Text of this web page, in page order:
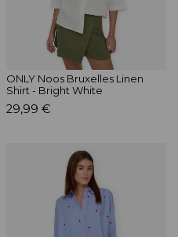
ONLY Noos Bruxelles Linen
Shirt - Bright White
29,99 €